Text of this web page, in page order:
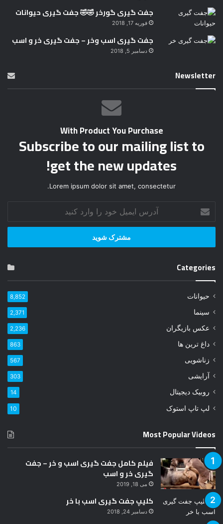
جفت گیری گورخر 🤣🤣 جفت گیری حیوانات
فوریه 17, 2018
جفت گیری اسب وخر – جفت گیری خر و اسب
دسامبر 5, 2018
Newsletter
With Product You Purchase
Subscribe to our mailing list to
get the new updates!
Lorem ipsum dolor sit amet, consectetur.
ر
ا
م
ی
خ
و
ر
ا
ا
ر
ک
ن
Categories
حیوانات 8,852
سینما 2,371
عکس بازیگران 2,236
داغ ترین ها 863
زناشویی 567
آرایشی 303
روبیک دیجیتال 14
لپ تاپ استوک 10
Most Popular Videos
فیلم کامل جفت گیری اسب و خر – جفت
گیری خر و اسب
می 18, 2019
کلیپ جفت گیری اسب با خر
دسامبر 24, 2018